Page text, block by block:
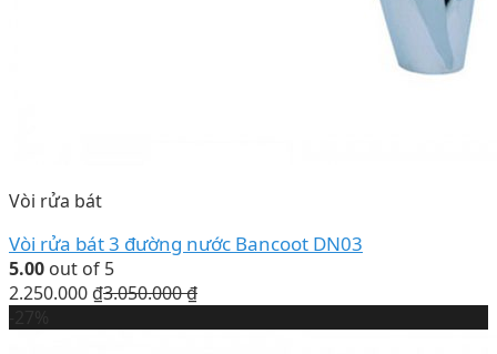
Vòi rửa bát
Vòi rửa bát 3 đường nước Bancoot DN03
5.00 out of 5
2.250.000 ₫3.050.000₫